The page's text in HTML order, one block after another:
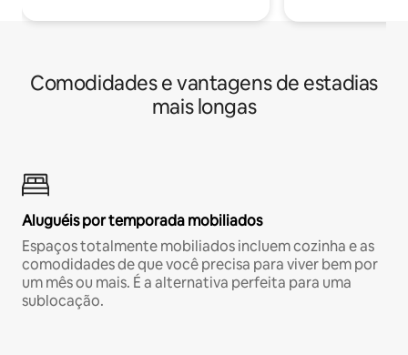
Comodidades e vantagens de estadias
mais longas
Aluguéis por temporada mobiliados
Espaços totalmente mobiliados incluem cozinha e as
comodidades de que você precisa para viver bem por
um mês ou mais. É a alternativa perfeita para uma
sublocação.